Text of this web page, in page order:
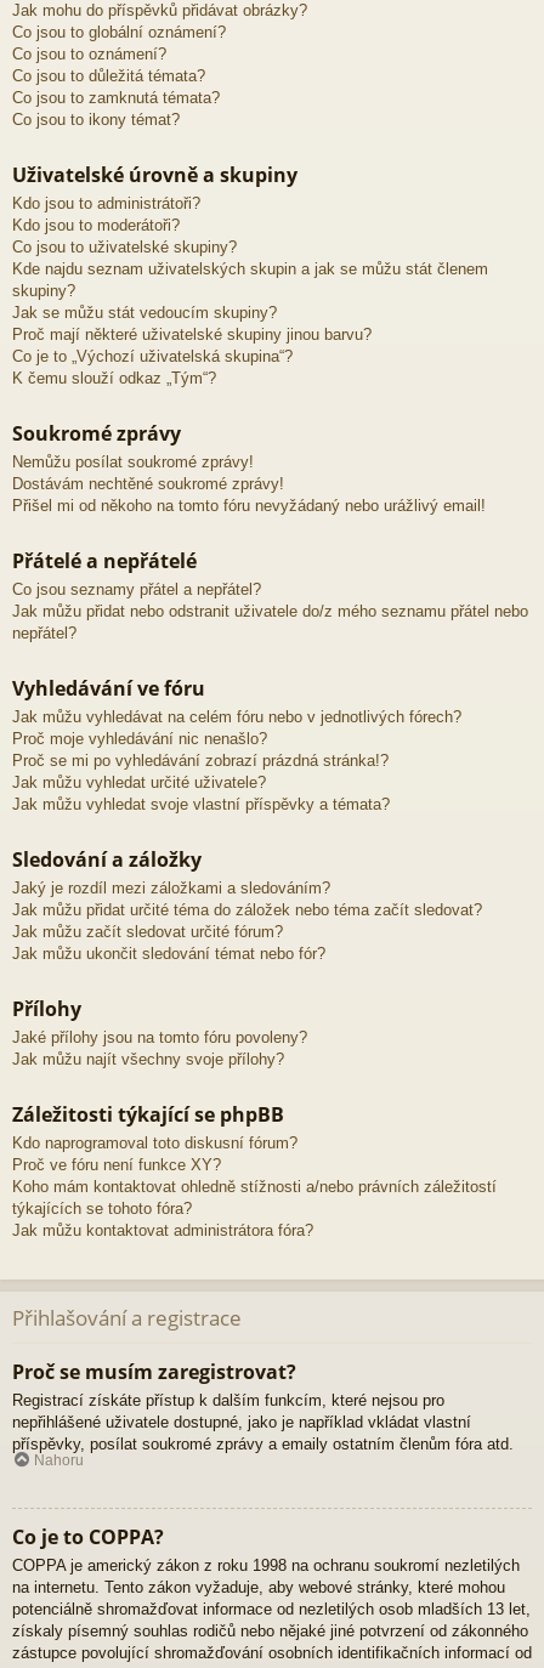
Jak mohu do příspěvků přidávat obrázky?
Co jsou to globální oznámení?
Co jsou to oznámení?
Co jsou to důležitá témata?
Co jsou to zamknutá témata?
Co jsou to ikony témat?
Uživatelské úrovně a skupiny
Kdo jsou to administrátoři?
Kdo jsou to moderátoři?
Co jsou to uživatelské skupiny?
Kde najdu seznam uživatelských skupin a jak se můžu stát členem
skupiny?
Jak se můžu stát vedoucím skupiny?
Proč mají některé uživatelské skupiny jinou barvu?
Co je to „Výchozí uživatelská skupina“?
K čemu slouží odkaz „Tým“?
Soukromé zprávy
Nemůžu posílat soukromé zprávy!
Dostávám nechtěné soukromé zprávy!
Přišel mi od někoho na tomto fóru nevyžádaný nebo urážlivý email!
Přátelé a nepřátelé
Co jsou seznamy přátel a nepřátel?
Jak můžu přidat nebo odstranit uživatele do/z mého seznamu přátel nebo
nepřátel?
Vyhledávání ve fóru
Jak můžu vyhledávat na celém fóru nebo v jednotlivých fórech?
Proč moje vyhledávání nic nenašlo?
Proč se mi po vyhledávání zobrazí prázdná stránka!?
Jak můžu vyhledat určité uživatele?
Jak můžu vyhledat svoje vlastní příspěvky a témata?
Sledování a záložky
Jaký je rozdíl mezi záložkami a sledováním?
Jak můžu přidat určité téma do záložek nebo téma začít sledovat?
Jak můžu začít sledovat určité fórum?
Jak můžu ukončit sledování témat nebo fór?
Přílohy
Jaké přílohy jsou na tomto fóru povoleny?
Jak můžu najít všechny svoje přílohy?
Záležitosti týkající se phpBB
Kdo naprogramoval toto diskusní fórum?
Proč ve fóru není funkce XY?
Koho mám kontaktovat ohledně stížnosti a/nebo právních záležitostí
týkajících se tohoto fóra?
Jak můžu kontaktovat administrátora fóra?
Přihlašování a registrace
Proč se musím zaregistrovat?
Registrací získáte přístup k dalším funkcím, které nejsou pro
nepřihlášené uživatele dostupné, jako je například vkládat vlastní
příspěvky, posílat soukromé zprávy a emaily ostatním členům fóra atd.
Nahoru
Co je to COPPA?
COPPA je americký zákon z roku 1998 na ochranu soukromí nezletilých
na internetu. Tento zákon vyžaduje, aby webové stránky, které mohou
potenciálně shromažďovat informace od nezletilých osob mladších 13 let,
získaly písemný souhlas rodičů nebo nějaké jiné potvrzení od zákonného
zástupce povolující shromažďování osobních identifikačních informací od